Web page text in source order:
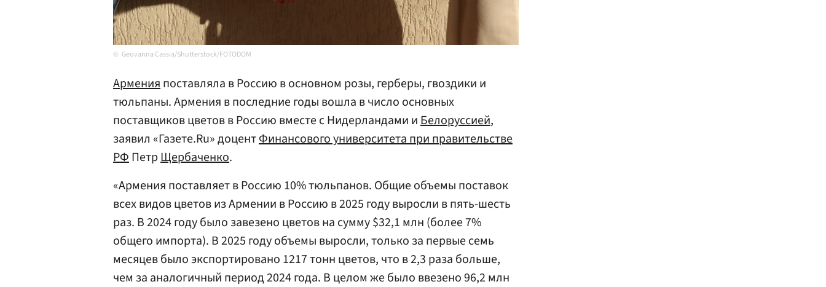
Geovanna Cassia/Shutterstock/FOTODOM
Арменияпоставляла в Россию в основном розы, герберы, гвоздики и
тюльпаны. Армения в последние годы вошла в число основных
поставщиков цветов в Россию вместе с Нидерландами иБелоруссией,
заявил «Газете.Ru» доцентФинансового университета при правительстве
РФПетрЩербаченко.
«Армения поставляет в Россию 10% тюльпанов. Общие объемы поставок
всех видов цветов из Армении в Россию в 2025 году выросли в пять-шесть
раз. В 2024 году было завезено цветов на сумму $32,1 млн (более 7%
общего импорта). В 2025 году объемы выросли, только за первые семь
месяцев было экспортировано 1217 тонн цветов, что в 2,3 раза больше,
чем за аналогичный период 2024 года. В целом же было ввезено 96,2 млн